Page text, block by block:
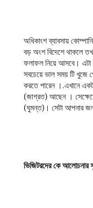
অধিকাংশ ব্যাবসায়
বড় অংশ বিদেশে থাকলে
ফলাফল নিয়ে আসবে। এটা
সবচেয়ে ভাল সময় টি খুজে
করতে পারেন ।.এখানে
(জাগ্রত) আছেন ।
(ঘুমন্ত)। সেটা আপনার
ভিজিটরদের কে আলোচনার